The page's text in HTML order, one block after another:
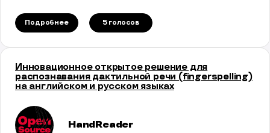
Подробнее 5 голосов
Инновационное открытое решение для
распознавания дактильной речи (fingerspelling)
на английском и русском языках
HandReader